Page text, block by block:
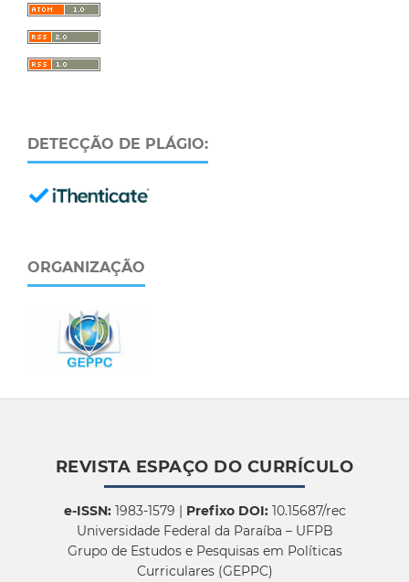
DETECÇÃO DE PLÁGIO:
ORGANIZAÇÃO
REVISTA ESPAÇO DO CURRÍCULO
e-ISSN:1983-1579 | Prefixo DOI:10.15687/rec
Universidade Federal da Paraíba – UFPB
Grupo de Estudos e Pesquisas em Políticas
Curriculares (GEPPC)